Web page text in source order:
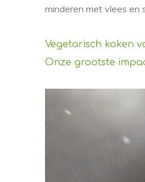
minderen met vlees en
Vegetarisch koken
Onze grootste